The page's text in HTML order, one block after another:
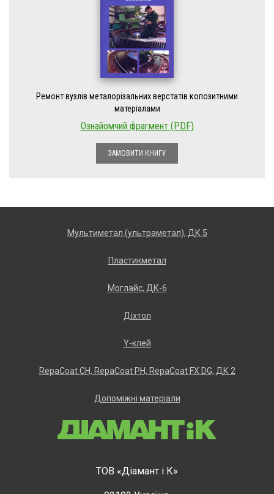
Ремонт вузлів металорізальних верстатів копозитними
матеріалами
Ознайомчий фрагмент (PDF)
ЗАМОВИТИ КНИГУ
Мультиметал (ультраметал), ДК 5
Пластикметал
Моглайс, ДК-6
Діхтол
Y-клей
RеpаCоаt CH, RеpаCоаt РH, RеpаCоаt FХ DG, ДК 2
Допоміжні матеріали
ТОВ «Діамант і К»